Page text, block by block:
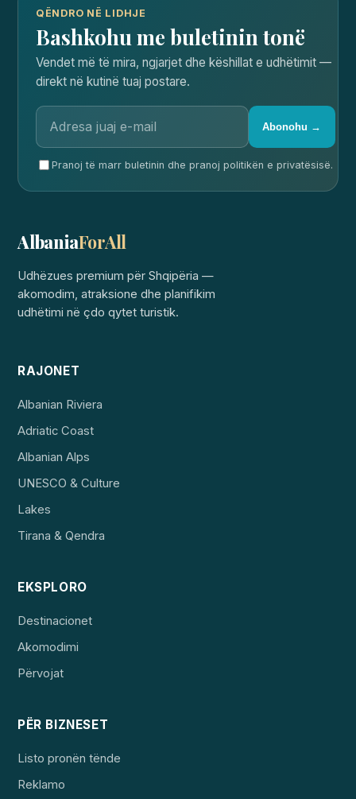
QËNDRO NË LIDHJE
Bashkohu me buletinin tonë
Vendet më të mira, ngjarjet dhe këshillat e udhëtimit —
direkt në kutinë tuaj postare.
Abonohu →
Pranoj të marr buletinin dhe pranoj politikën e privatësisë.
AlbaniaForAll
Udhëzues premium për Shqipëria —
akomodim, atraksione dhe planifikim
udhëtimi në çdo qytet turistik.
RAJONET
Albanian Riviera
Adriatic Coast
Albanian Alps
UNESCO & Culture
Lakes
Tirana & Qendra
EKSPLORO
Destinacionet
Akomodimi
Përvojat
PËR BIZNESET
Listo pronën tënde
Reklamo